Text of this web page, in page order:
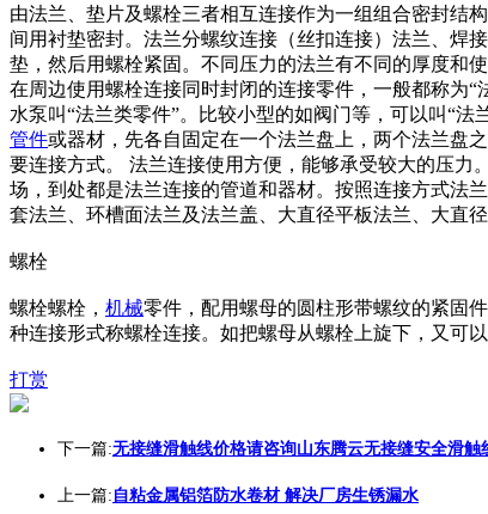
由法兰、垫片及螺栓三者相互连接作为一组组合密封结
间用衬垫密封。法兰分螺纹连接（丝扣连接）法兰、焊
垫，然后用螺栓紧固。不同压力的法兰有不同的厚度和
在周边使用螺栓连接同时封闭的连接零件，一般都称为
水泵叫“法兰类零件”。比较小型的如阀门等，可以叫“
管件或器材，先各自固定在一个法兰盘上，两个法兰盘
要连接方式。 法兰连接使用方便，能够承受较大的压
场，到处都是法兰连接的管道和器材。按照连接方式法
套法兰、环槽面法兰及法兰盖、大直径平板法兰、大直
螺栓
螺栓螺栓， 机械零件，配用螺母的圆柱形带螺纹的紧固
种连接形式称螺栓连接。如把螺母从螺栓上旋下，又可
打赏
下一篇:无接缝滑触线价格请咨询山东腾云无接缝安全滑触
上一篇: 自粘金属铝箔防水卷材 解决厂房生锈漏水